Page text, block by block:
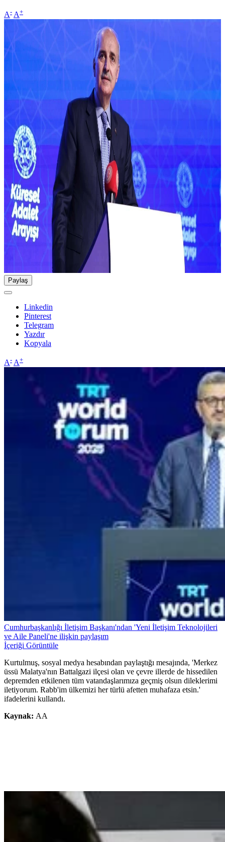
A- A+
Paylaş
Linkedin
Pinterest
Telegram
Yazdır
Kopyala
A- A+
Cumhurbaşkanlığı İletişim Başkanı'ndan 'Yeni İletişim Teknolojileri
ve Aile Paneli'ne ilişkin paylaşım
İçeriği Görüntüle
Kurtulmuş, sosyal medya hesabından paylaştığı mesajında, 'Merkez
üssü Malatya'nın Battalgazi ilçesi olan ve çevre illerde de hissedilen
depremden etkilenen tüm vatandaşlarımıza geçmiş olsun dileklerimi
iletiyorum. Rabb'im ülkemizi her türlü afetten muhafaza etsin.'
ifadelerini kullandı.
Kaynak: AA